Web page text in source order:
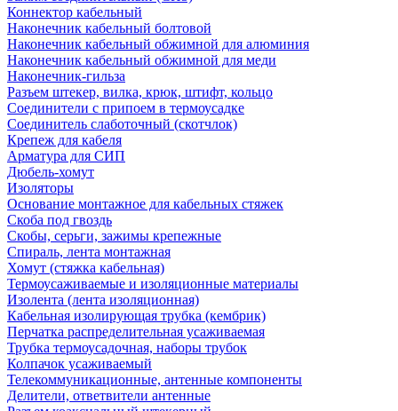
Коннектор кабельный
Наконечник кабельный болтовой
Наконечник кабельный обжимной для алюминия
Наконечник кабельный обжимной для меди
Наконечник-гильза
Разъем штекер, вилка, крюк, штифт, кольцо
Соединители с припоем в термоусадке
Соединитель слаботочный (скотчлок)
Крепеж для кабеля
Арматура для СИП
Дюбель-хомут
Изоляторы
Основание монтажное для кабельных стяжек
Скоба под гвоздь
Скобы, серьги, зажимы крепежные
Спираль, лента монтажная
Хомут (стяжка кабельная)
Термоусаживаемые и изоляционные материалы
Изолента (лента изоляционная)
Кабельная изолирующая трубка (кембрик)
Перчатка распределительная усаживаемая
Трубка термоусадочная, наборы трубок
Колпачок усаживаемый
Телекоммуникационные, антенные компоненты
Делители, ответвители антенные